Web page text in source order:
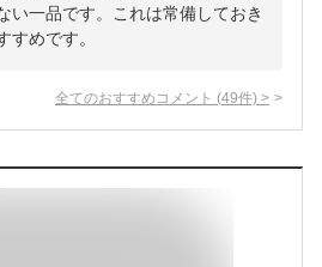
い一品です。これは常備しておき
すめです。
全てのおすすめコメント (49件) >